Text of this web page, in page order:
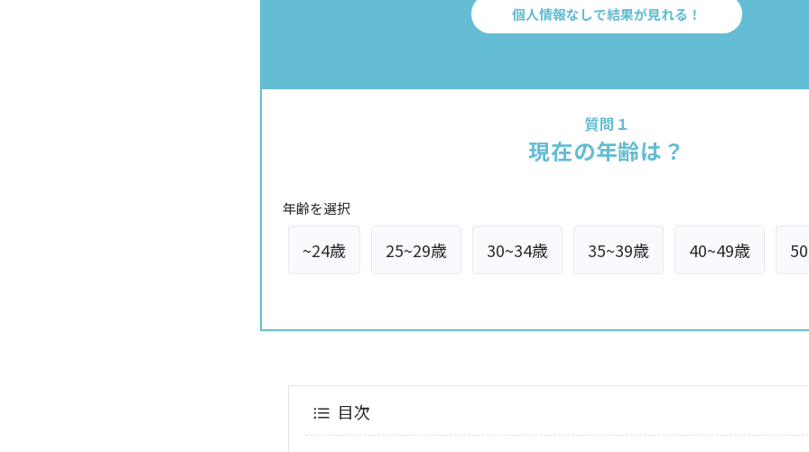
個人情報なしで結果が見れる！
質問１
現在の年齢は？
年齢を選択
~24歳 25~29歳 30~34歳 35~39歳 40~49歳
目次